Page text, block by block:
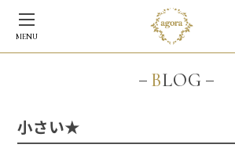
MENU
BLOG
小さい★